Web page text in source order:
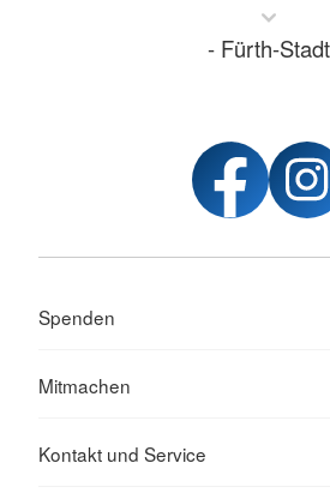
- Fürth-Stadt
Spenden
Mitmachen
Kontakt und Service